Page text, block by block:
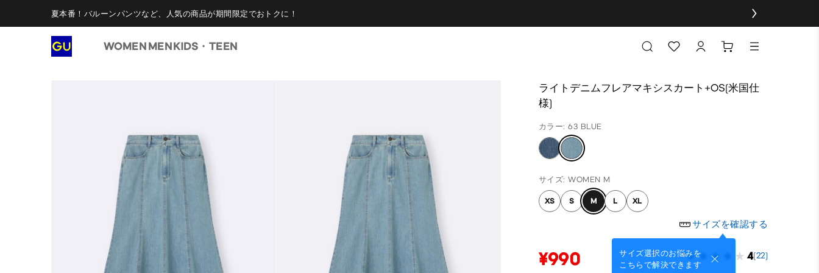
夏本番！バルーンパンツなど、人気の商品が期間限定でおトクに！
WOMEN MENKIDS・TEEN
ライトデニムフレアマキシスカート+OS(米国仕
様)
カラー: 63 BLUE
サイズ: WOMEN M
XS S M L XL
サイズを確認する
サイズ選択のお悩みを
こちらで解決できます
¥990 4(22)